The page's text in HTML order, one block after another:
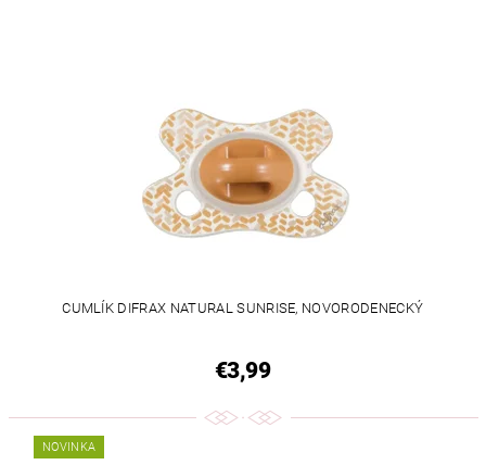
CUMLÍK DIFRAX NATURAL SUNRISE, NOVORODENECKÝ
€3,99
NOVINKA